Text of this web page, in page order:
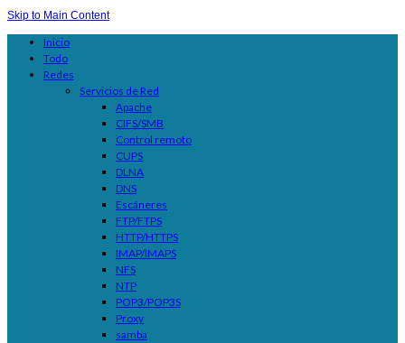
Skip to Main Content
Inicio
Todo
Redes
Servicios de Red
Apache
CIFS/SMB
Control remoto
CUPS
DLNA
DNS
Escáneres
FTP/FTPS
HTTP/HTTPS
IMAP/IMAPS
NFS
NTP
POP3/POP3S
Proxy
samba